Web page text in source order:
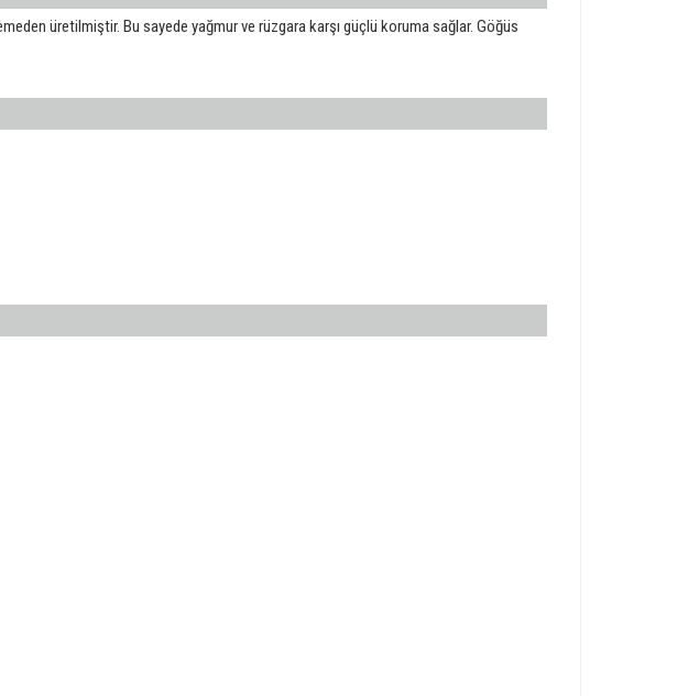
üretilmiştir. Bu sayede yağmur ve rüzgara karşı güçlü koruma sağlar. Göğüs